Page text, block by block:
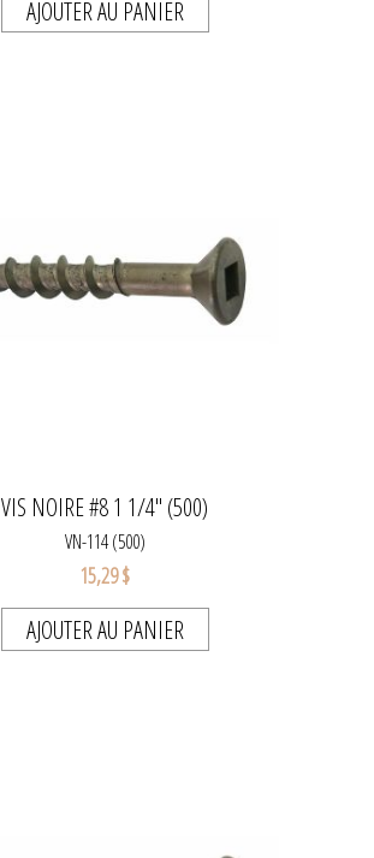
AJOUTER AU PANIER
VIS NOIRE #8 1 1/4" (500)
VN-114 (500)
15,29 $
AJOUTER AU PANIER